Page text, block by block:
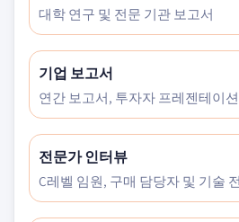
대학 연구 및 전문 기관 보고서
기업 보고서
연간 보고서, 투자자 프레젠테이
전문가 인터뷰
C레벨 임원, 구매 담당자 및 기술